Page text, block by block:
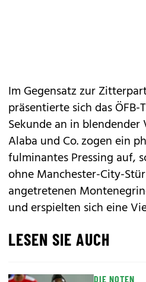
Im Gegensatz zur
präsentierte sich das
Sekunde an in blendender
Alaba und Co. zogen ein
fulminantes Pressing auf,
ohne Manchester-City-
angetretenen
und erspielten sich eine
LESEN SIE AUCH
DIE NOTEN